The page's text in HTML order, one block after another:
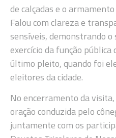
de calçadas e o
Falou com clareza e
sensíveis, demonstrando
exercício da função
último pleito, quando foi
eleitores da cidade.
No encerramento da
oração conduzida pelo
juntamente com os